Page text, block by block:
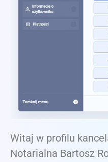
Witaj w profilu
Notarialna Bartosz